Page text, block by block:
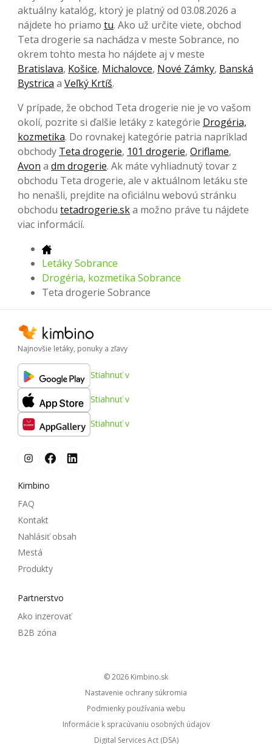
aktuálny katalóg, ktorý je platný od 03.08.2026 a
nájdete ho priamo tu. Ako už určite viete, obchod
Teta drogerie sa nachádza v meste Sobrance, no
okrem tohto mesta ho nájdete aj v meste
Bratislava, Košice, Michalovce, Nové Zámky, Banská
Bystrica a Veľký Krtíš.
V prípade, že obchod Teta drogerie nie je vo vašom
okolí, pozrite si ďalšie letáky z kategórie Drogéria,
kozmetika. Do rovnakej kategórie patria napríklad
obchody Teta drogerie, 101 drogerie, Oriflame,
Avon a dm drogerie. Ak máte vyhliadnutý tovar z
obchodu Teta drogerie, ale v aktuálnom letáku ste
ho nenašli, prejdite na oficiálnu webovú stránku
obchodu tetadrogerie.ska možno práve tu nájdete
viac informácií.
Letáky Sobrance
Drogéria, kozmetika Sobrance
Teta drogerie Sobrance
Najnovšie letáky, ponuky a zľavy
Stiahnuť v
Stiahnuť v
Stiahnuť v
Kimbino
FAQ
Kontakt
Nahlásiť obsah
Mestá
Produkty
Partnerstvo
Ako inzerovať
B2B zóna
© 2026
kimbino.sk
Nastavenie ochrany súkromia
Podmienky používania webu
Informácie k spracúvaniu osobných údajov
Digital Services Act (DSA)